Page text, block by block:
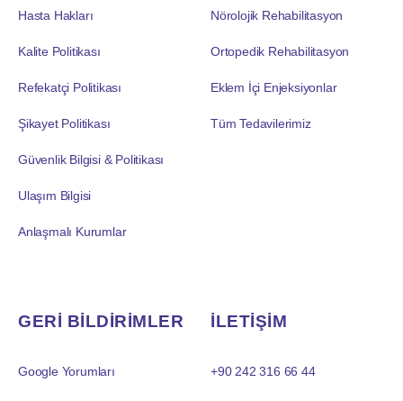
Hasta Hakları
Kalite Politikası
Refekatçi Politikası
Şikayet Politikası
Güvenlik Bilgisi & Politikası
Ulaşım Bilgisi
Anlaşmalı Kurumlar
Nörolojik Rehabilitasyon
Ortopedik Rehabilitasyon
Eklem İçi Enjeksiyonlar
Tüm Tedavilerimiz
GERİ BİLDİRİMLER
Google Yorumları
İLETİŞİM
+90 242 316 66 44